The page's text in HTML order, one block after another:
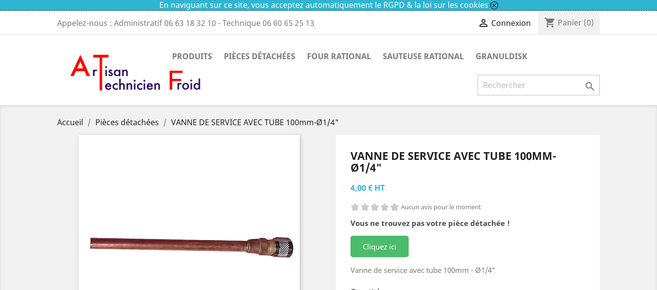
En naviguant sur ce site, vous acceptez automatiquement le RGPD & la loi sur les cookies
Appelez-nous : Administratif06 63 18 32 10 - Technique 06 60 65 25 13  Connexion shopping_cart Panier (0)
PRODUITS PIÈCES DÉTACHÉES FOUR RATIONAL SAUTEUSE RATIONAL GRANULDISK

Accueil Pièces détachées VANNE DE SERVICE AVEC TUBE 100mm-Ø1/4"
VANNE DE SERVICE AVEC TUBE 100MM-
Ø1/4"
4,00 € HT
Aucun avis pour le moment
Vous ne trouvez pas votre pièce détachée !
Cliquez ici
Vanne de service avec tube 100mm - Ø1/4"